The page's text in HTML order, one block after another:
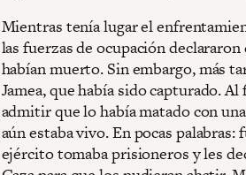
Mientras tenía lugar el
las fuerzas de ocupación
habían muerto. Sin embargo, más
Jamea, que había sido capturado.
admitir que lo había matado con
aún estaba vivo. En pocas
ejército tomaba prisioneros y les